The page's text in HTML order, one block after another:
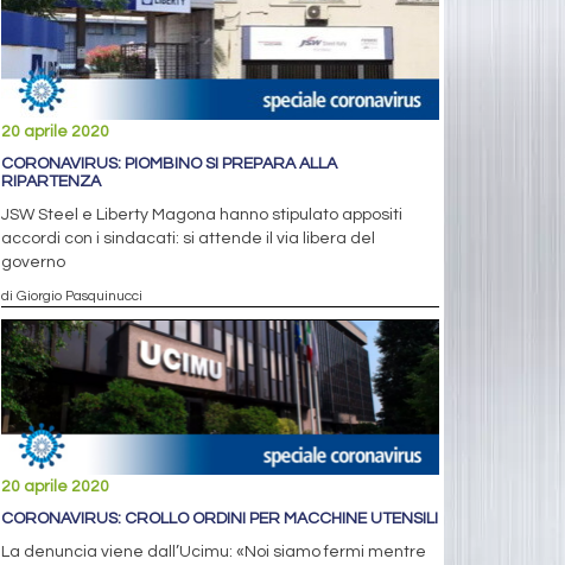
20 aprile 2020
CORONAVIRUS: PIOMBINO SI PREPARA ALLA
RIPARTENZA
JSW Steel e Liberty Magona hanno stipulato appositi
accordi con i sindacati: si attende il via libera del
governo
di Giorgio Pasquinucci
20 aprile 2020
CORONAVIRUS: CROLLO ORDINI PER MACCHINE UTENSILI
La denuncia viene dall’Ucimu: «Noi siamo fermi mentre